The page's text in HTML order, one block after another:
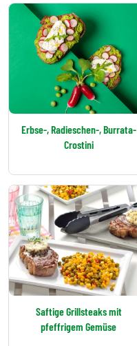
Erbse-, Radieschen-, Burrata-
Crostini
Saftige Grillsteaks mit
pfeffrigem Gemüse